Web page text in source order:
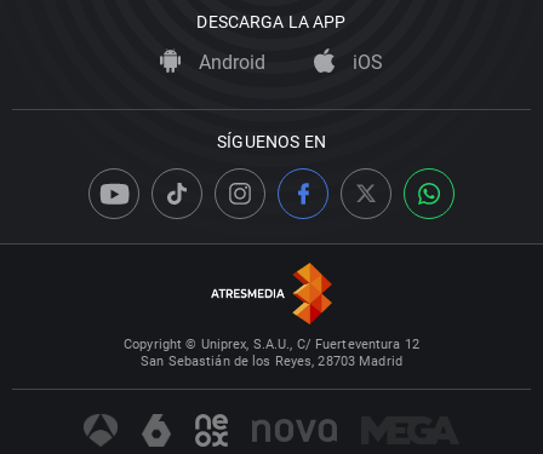
DESCARGA LA APP
Android iOS
SÍGUENOS EN
Copyright © Uniprex, S.A.U., C/ Fuerteventura 12
San Sebastián de los Reyes, 28703 Madrid